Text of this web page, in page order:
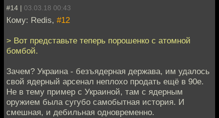
#14 | 03.03.18 00:43
Кому: Redis, #12
> Вот представьте теперь порошенко с атомной
бомбой.
Зачем? Украина - безъядерная держава, им удалось
свой ядерный арсенал неплохо продать ещё в 90е.
Не в тему пример с Украиной, там с ядерным
оружием была сугубо самобытная история. И
смешная, и дебильная одновременно.